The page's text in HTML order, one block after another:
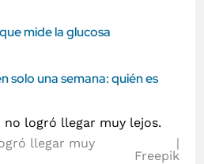
mide la glucosa
solo una semana: quién es
llegar muy
Freepik